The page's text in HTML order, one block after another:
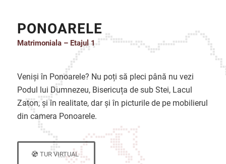
PONOARELE
Matrimoniala – Etajul 1
Veniși în Ponoarele? Nu poți să pleci până nu vezi
Podul lui Dumnezeu, Bisericuța de sub Stei, Lacul
Zaton, și în realitate, dar și în picturile de pe mobilierul
din camera Ponoarele.
TUR VIRTUAL